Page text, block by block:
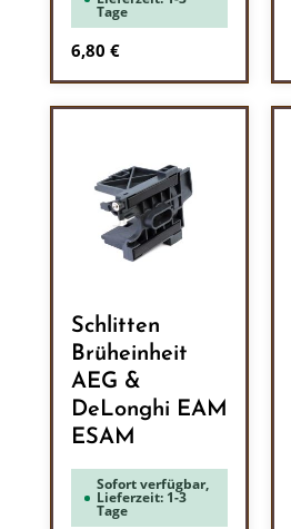
Tage
Regulärer Preis:
6,80 €
Schlitten
Brüheinheit
AEG &
DeLonghi EAM
ESAM
Sofort verfügbar,
Lieferzeit: 1-3
Tage